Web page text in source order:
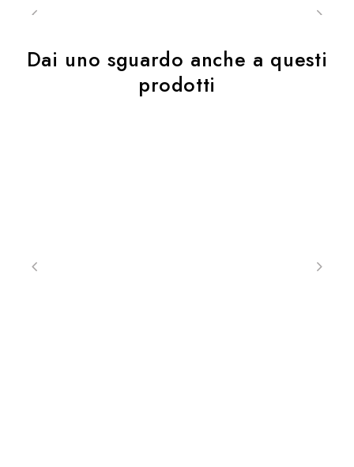
Dai uno sguardo anche a questi
prodotti